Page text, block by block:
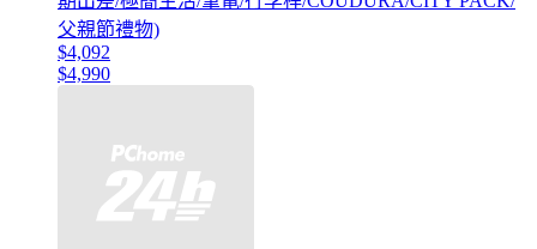
父親節禮物)
$4,092
$4,990